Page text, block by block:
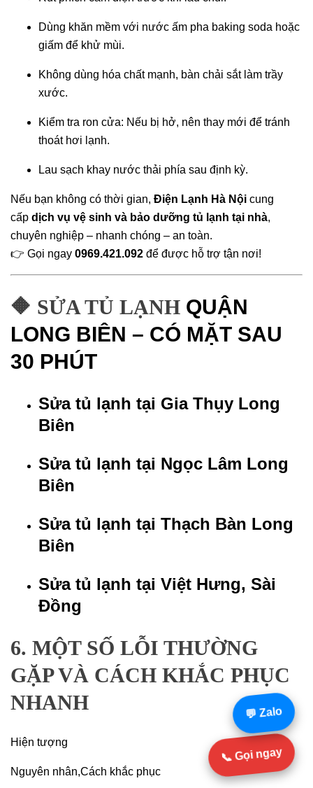
Dùng khăn mềm với nước ấm pha baking soda hoặc
giấm để khử mùi.
Không dùng hóa chất mạnh, bàn chải sắt làm trầy
xước.
Kiểm tra ron cửa: Nếu bị hở, nên thay mới để tránh
thoát hơi lạnh.
Lau sạch khay nước thải phía sau định kỳ.
Nếu bạn không có thời gian, Điện Lạnh Hà Nội cung
cấp dịch vụ vệ sinh và bảo dưỡng tủ lạnh tại nhà,
chuyên nghiệp – nhanh chóng – an toàn.
👉 Gọi ngay 0969.421.092 để được hỗ trợ tận nơi!
🔶 SỬA TỦ LẠNH QUẬN
LONG BIÊN – CÓ MẶT SAU
30 PHÚT
Sửa tủ lạnh tại Gia Thụy Long
Biên
Sửa tủ lạnh tại Ngọc Lâm Long
Biên
Sửa tủ lạnh tại Thạch Bàn Long
Biên
Sửa tủ lạnh tại Việt Hưng, Sài
Đồng
6. MỘT SỐ LỖI THƯỜNG
GẶP VÀ CÁCH KHẮC PHỤC
NHANH
Hiện tượng
Nguyên nhân,Cách khắc phục
📞 Gọi ngay
💬 Zalo